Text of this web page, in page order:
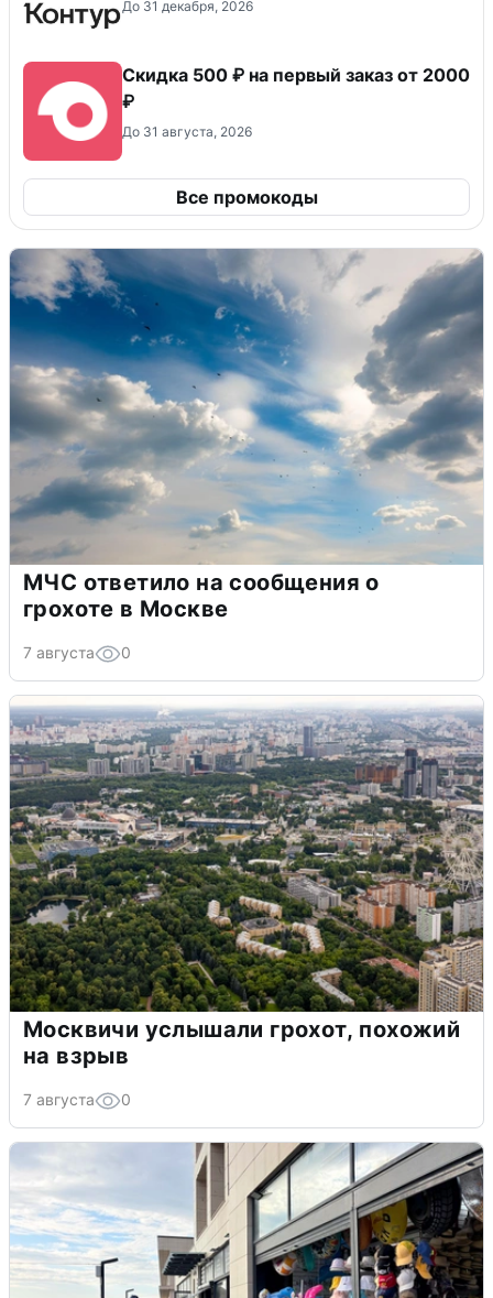
До 31 декабря, 2026
Скидка 500 ₽ на первый заказ от 2000
₽
До 31 августа, 2026
Все промокоды
МЧС ответило на сообщения о
грохоте в Москве
7 августа 0
Москвичи услышали грохот, похожий
на взрыв
7 августа 0